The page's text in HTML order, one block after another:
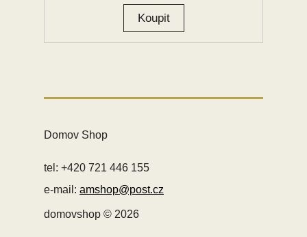
Domov Shop
tel: +420 721 446 155
e-mail: amshop@post.cz
domovshop © 2026